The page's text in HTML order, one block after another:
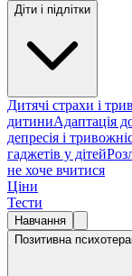
Діти і підлітки
Дитячі страхи і
дитиниАдаптація
депресія і
гаджетів у дітей
не хоче вчитися
Ціни
Тести
Навчання
Позитивна